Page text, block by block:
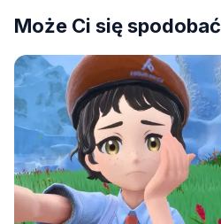
Może Ci się spodobać